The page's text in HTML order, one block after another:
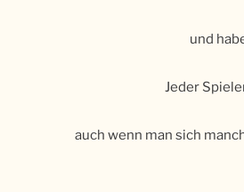
und
Jeder
auch wenn man sich